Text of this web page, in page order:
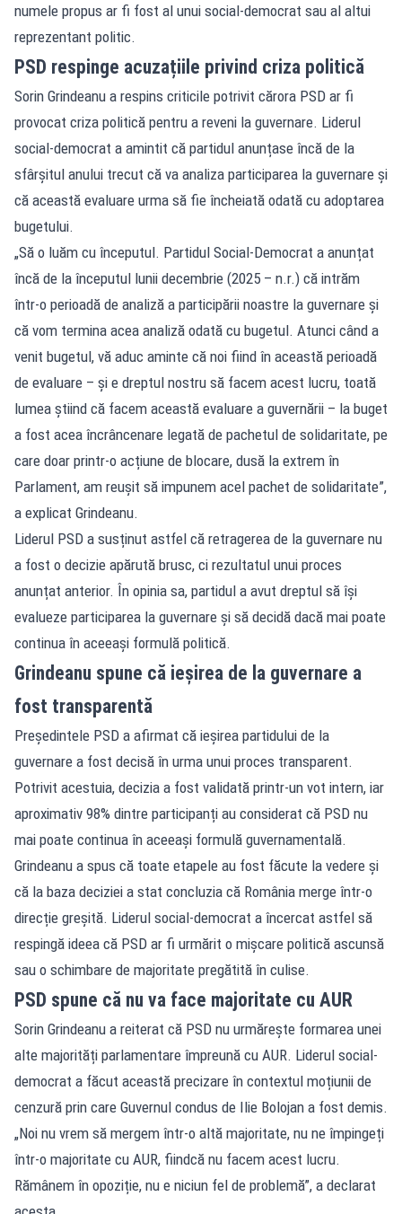
numele propus ar fi fost al unui social-democrat sau al altui
reprezentant politic.
PSD respinge acuzațiile privind criza politică
Sorin Grindeanu a respins criticile potrivit cărora PSD ar fi
provocat criza politică pentru a reveni la guvernare. Liderul
social-democrat a amintit că partidul anunțase încă de la
sfârșitul anului trecut că va analiza participarea la guvernare și
că această evaluare urma să fie încheiată odată cu adoptarea
bugetului.
„Să o luăm cu începutul. Partidul Social-Democrat a anunțat
încă de la începutul lunii decembrie (2025 – n.r.) că intrăm
într-o perioadă de analiză a participării noastre la guvernare și
că vom termina acea analiză odată cu bugetul. Atunci când a
venit bugetul, vă aduc aminte că noi fiind în această perioadă
de evaluare – și e dreptul nostru să facem acest lucru, toată
lumea știind că facem această evaluare a guvernării – la buget
a fost acea încrâncenare legată de pachetul de solidaritate, pe
care doar printr-o acțiune de blocare, dusă la extrem în
Parlament, am reușit să impunem acel pachet de solidaritate”,
a explicat Grindeanu.
Liderul PSD a susținut astfel că retragerea de la guvernare nu
a fost o decizie apărută brusc, ci rezultatul unui proces
anunțat anterior. În opinia sa, partidul a avut dreptul să își
evalueze participarea la guvernare și să decidă dacă mai poate
continua în aceeași formulă politică.
Grindeanu spune că ieșirea de la guvernare a
fost transparentă
Președintele PSD a afirmat că ieșirea partidului de la
guvernare a fost decisă în urma unui proces transparent.
Potrivit acestuia, decizia a fost validată printr-un vot intern, iar
aproximativ 98% dintre participanți au considerat că PSD nu
mai poate continua în aceeași formulă guvernamentală.
Grindeanu a spus că toate etapele au fost făcute la vedere și
că la baza deciziei a stat concluzia că România merge într-o
direcție greșită. Liderul social-democrat a încercat astfel să
respingă ideea că PSD ar fi urmărit o mișcare politică ascunsă
sau o schimbare de majoritate pregătită în culise.
PSD spune că nu va face majoritate cu AUR
Sorin Grindeanu a reiterat că PSD nu urmărește formarea unei
alte majorități parlamentare împreună cu AUR. Liderul social-
democrat a făcut această precizare în contextul moțiunii de
cenzură prin care Guvernul condus de Ilie Bolojan a fost demis.
„Noi nu vrem să mergem într-o altă majoritate, nu ne împingeți
într-o majoritate cu AUR, fiindcă nu facem acest lucru.
Rămânem în opoziție, nu e niciun fel de problemă”, a declarat